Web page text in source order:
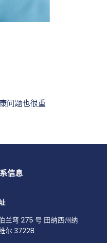
问题也很重
信息
兰弯 275 号 田纳西州纳
尔 37228